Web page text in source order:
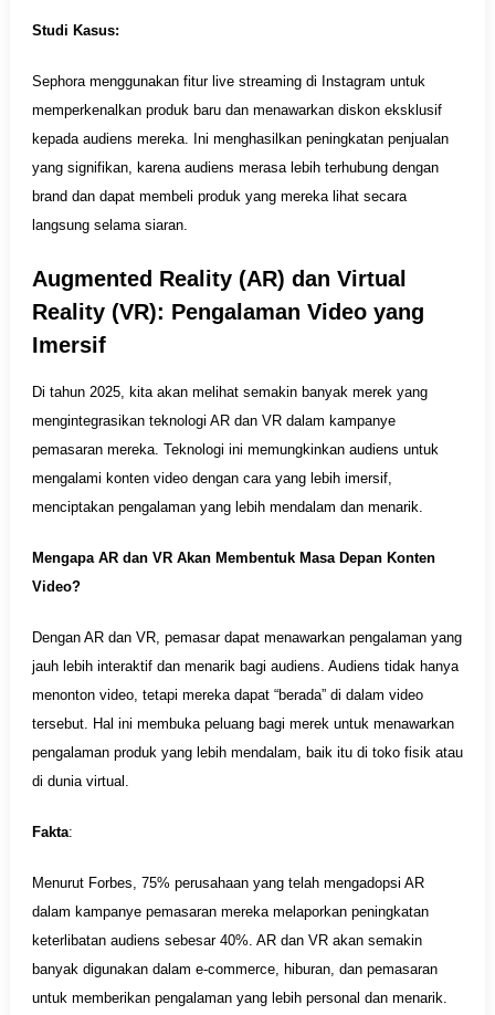
Studi Kasus:
Sephora menggunakan fitur live streaming di Instagram untuk
memperkenalkan produk baru dan menawarkan diskon eksklusif
kepada audiens mereka. Ini menghasilkan peningkatan penjualan
yang signifikan, karena audiens merasa lebih terhubung dengan
brand dan dapat membeli produk yang mereka lihat secara
langsung selama siaran.
Augmented Reality (AR) dan Virtual
Reality (VR): Pengalaman Video yang
Imersif
Di tahun 2025, kita akan melihat semakin banyak merek yang
mengintegrasikan teknologi AR dan VR dalam kampanye
pemasaran mereka. Teknologi ini memungkinkan audiens untuk
mengalami konten video dengan cara yang lebih imersif,
menciptakan pengalaman yang lebih mendalam dan menarik.
Mengapa AR dan VR Akan Membentuk Masa Depan Konten
Video?
Dengan AR dan VR, pemasar dapat menawarkan pengalaman yang
jauh lebih interaktif dan menarik bagi audiens. Audiens tidak hanya
menonton video, tetapi mereka dapat “berada” di dalam video
tersebut. Hal ini membuka peluang bagi merek untuk menawarkan
pengalaman produk yang lebih mendalam, baik itu di toko fisik atau
di dunia virtual.
Fakta:
Menurut Forbes, 75% perusahaan yang telah mengadopsi AR
dalam kampanye pemasaran mereka melaporkan peningkatan
keterlibatan audiens sebesar 40%. AR dan VR akan semakin
banyak digunakan dalam e-commerce, hiburan, dan pemasaran
untuk memberikan pengalaman yang lebih personal dan menarik.